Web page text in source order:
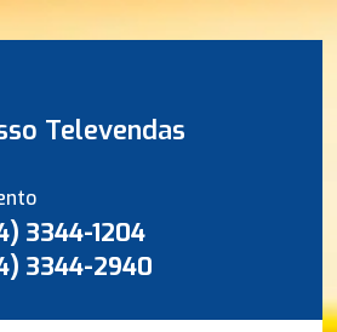
Televendas
3344-1204
3344-2940